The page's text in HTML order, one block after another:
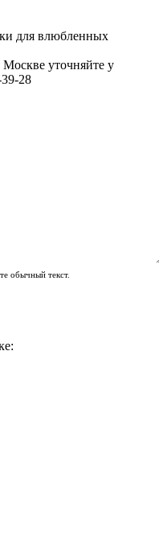
для влюбленных
уточняйте у
28
обычный текст.